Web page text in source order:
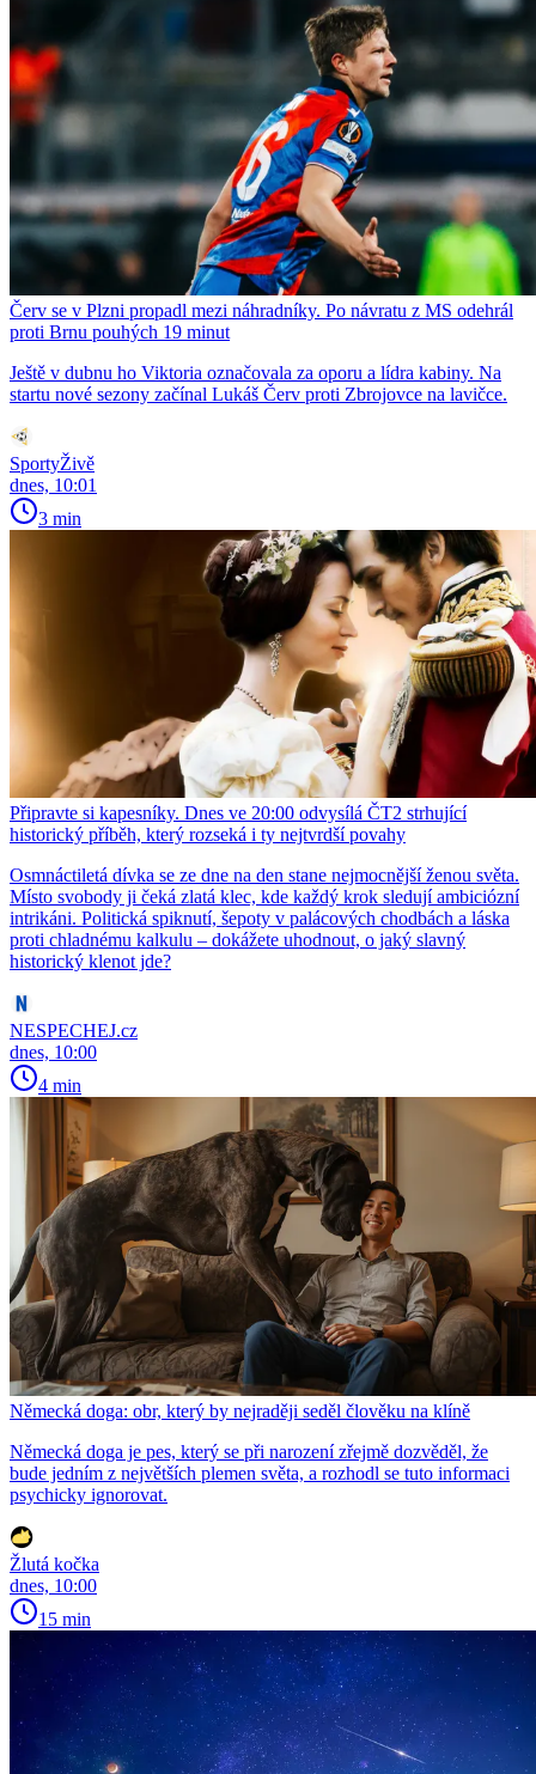
Červ se v Plzni propadl mezi náhradníky. Po návratu z MS odehrál
proti Brnu pouhých 19 minut
Ještě v dubnu ho Viktoria označovala za oporu a lídra kabiny. Na
startu nové sezony začínal Lukáš Červ proti Zbrojovce na lavičce.
SportyŽivě
dnes, 10:01
3 min
Připravte si kapesníky. Dnes ve 20:00 odvysílá ČT2 strhující
historický příběh, který rozseká i ty nejtvrdší povahy
Osmnáctiletá dívka se ze dne na den stane nejmocnější ženou světa.
Místo svobody ji čeká zlatá klec, kde každý krok sledují ambiciózní
intrikáni. Politická spiknutí, šepoty v palácových chodbách a láska
proti chladnému kalkulu – dokážete uhodnout, o jaký slavný
historický klenot jde?
NESPECHEJ.cz
dnes, 10:00
4 min
Německá doga: obr, který by nejraději seděl člověku na klíně
Německá doga je pes, který se při narození zřejmě dozvěděl, že
bude jedním z největších plemen světa, a rozhodl se tuto informaci
psychicky ignorovat.
Žlutá kočka
dnes, 10:00
15 min